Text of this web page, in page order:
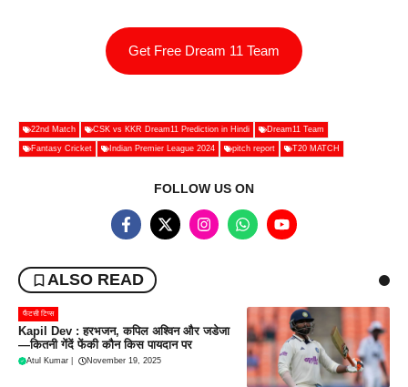
Get Free Dream 11 Team
22nd Match CSK vs KKR Dream11 Prediction in Hindi Dream11 Team
Fantasy Cricket Indian Premier League 2024 pitch report T20 MATCH
FOLLOW US ON
ALSO READ
फैंटसी टिप्स
Kapil Dev : हरभजन, कपिल अश्विन और जडेजा
—कितनी गेंदें फेंकी कौन किस पायदान पर
Atul Kumar November 19, 2025